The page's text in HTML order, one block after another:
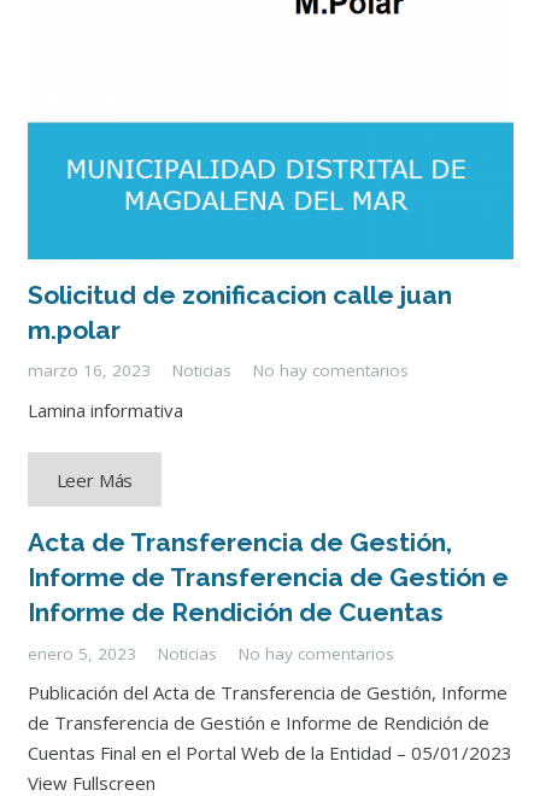
Solicitud de zonificacion calle juan
m.polar
marzo 16, 2023 Noticias No hay comentarios
Lamina informativa
Leer Más
Acta de Transferencia de Gestión,
Informe de Transferencia de Gestión e
Informe de Rendición de Cuentas
enero 5, 2023 Noticias No hay comentarios
Publicación del Acta de Transferencia de Gestión, Informe
de Transferencia de Gestión e Informe de Rendición de
Cuentas Final en el Portal Web de la Entidad – 05/01/2023
View Fullscreen